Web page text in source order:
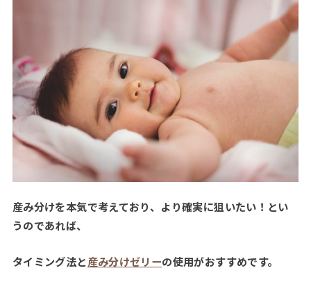
産み分けを本気で考えており、より確実に狙いたい！とい
うのであれば、
タイミング法と産み分けゼリーの使用がおすすめです。